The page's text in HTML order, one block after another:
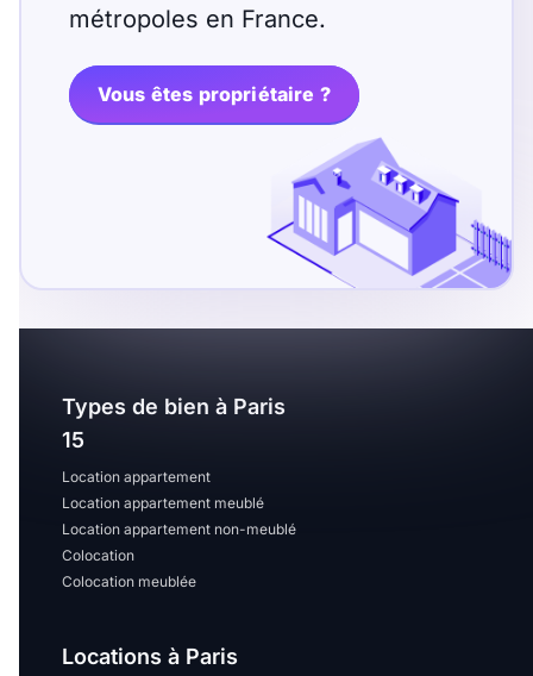
métropoles en France.
Vous êtes propriétaire ?
Types de bien à Paris
15
Location appartement
Location appartement meublé
Location appartement non-meublé
Colocation
Colocation meublée
Locations à Paris